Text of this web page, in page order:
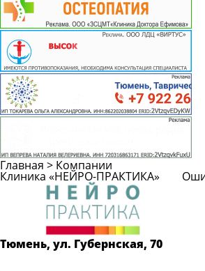
Главная > Компании
Клиника «НЕЙРО-ПРАКТИКА»
Тюмень, ул. Губернская, 70